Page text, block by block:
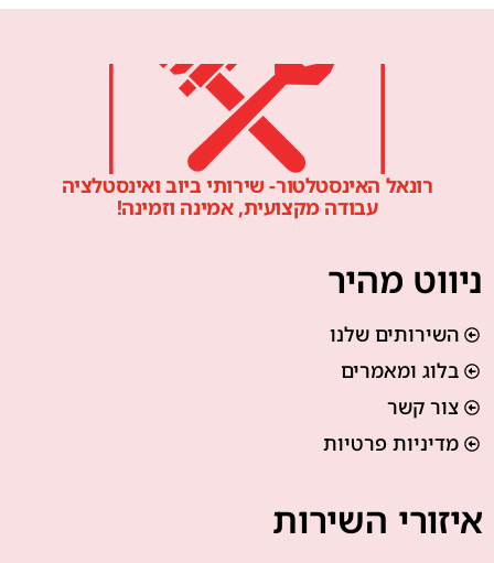
רונאל האינסטלטור- שירותי ביוב ואינסטלציה
עבודה מקצועית, אמינה וזמינה!
ניווט מהיר
השירותים שלנו
בלוג ומאמרים
צור קשר
מדיניות פרטיות
איזורי השירות